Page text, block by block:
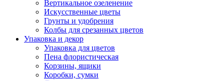
Вертикальное озеленение
Искусственные цветы
Грунты и удобрения
Колбы для срезанных цветов
Упаковка и декор
Упаковка для цветов
Пена флористическая
Корзины, ящики
Коробки, сумки